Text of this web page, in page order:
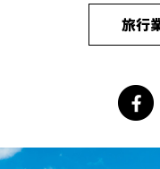
旅行